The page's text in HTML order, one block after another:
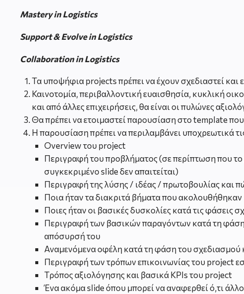
Mastery in Logistics
Support & Evolve in Logistics
Collaboration in Logistics
Τα υποψήφια projects πρέπει να έχουν σχεδιαστεί
Καινοτομία, περιβαλλοντική ευαισθησία, κυκλική
και από άλλες επιχειρήσεις, θα είναι οι πυλώνες
Θα πρέπει να ετοιμαστεί παρουσίαση στο template που
Η παρουσίαση πρέπει να περιλαμβάνει υποχρεωτικά
Overview του project
Περιγραφή του προβλήματος (σε περίπτωση που
συγκεκριμένο slide δεν απαιτείται)
Περιγραφή της λύσης / ιδέας / πρωτοβουλίας και
Ποια ήταν τα διακριτά βήματα που ακολουθήθηκαν
Ποιες ήταν οι βασικές δυσκολίες κατά τις φάσεις
Περιγραφή των βασικών παραγόντων κατά τη
απόσυρσή του
Αναμενόμενα οφέλη κατά τη φάση του σχεδιασμού
Περιγραφή των τρόπων επικοινωνίας του project
Τρόπος αξιολόγησης και βασικά KPIs του project
Ένα ακόμα slide όπου μπορεί να αναφερθεί ό,τι